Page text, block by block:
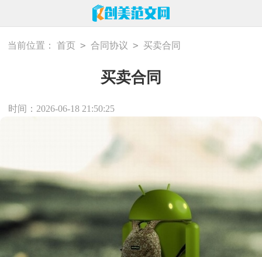
当前位置： 首页 > 合同协议 > 买卖合同
买卖合同
时间：2026-06-18 21:50:25